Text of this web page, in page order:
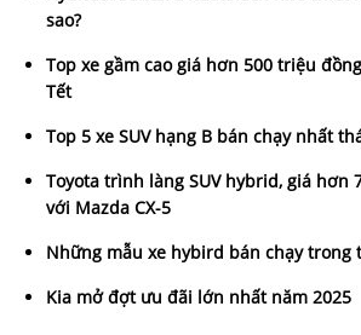
sao?
Top xe gầm cao giá hơn 500 triệu
Tết
Top 5 xe SUV hạng B bán chạy nhất
Toyota trình làng SUV hybrid, giá hơn
với Mazda CX-5
Những mẫu xe hybird bán chạy trong
Kia mở đợt ưu đãi lớn nhất năm 2025